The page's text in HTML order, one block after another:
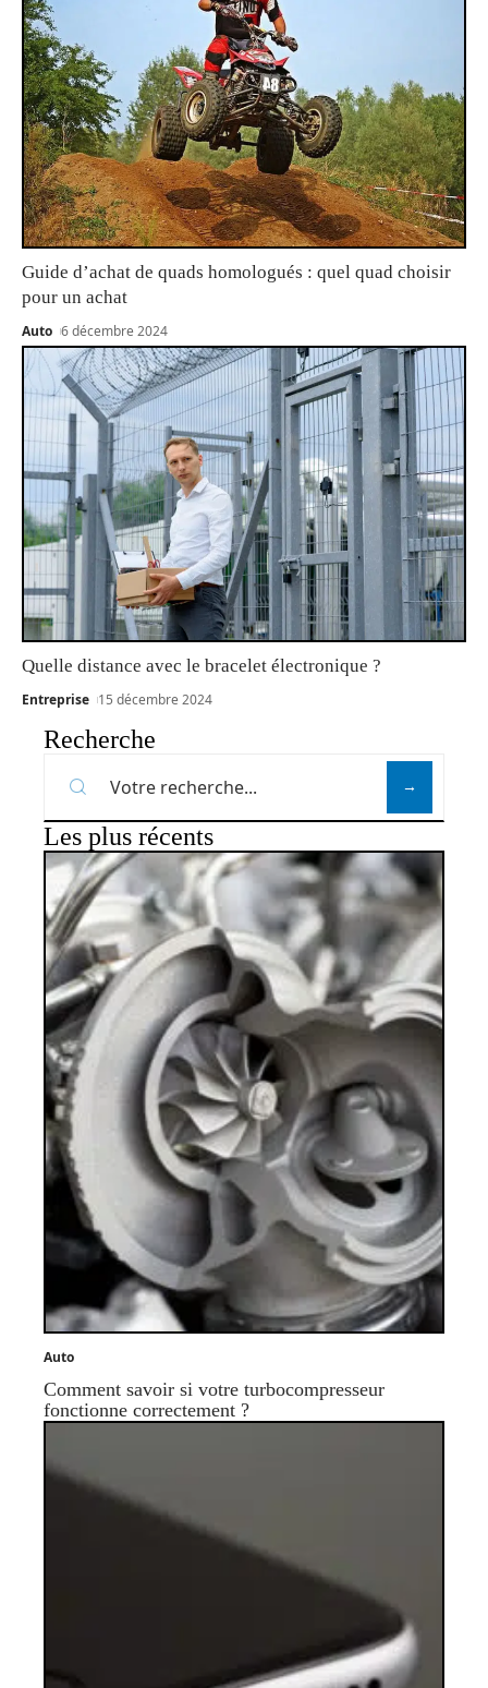
Guide d’achat de quads homologués : quel quad choisir
pour un achat
Auto 6 décembre 2024
Quelle distance avec le bracelet électronique ?
Entreprise 15 décembre 2024
Recherche
Les plus récents
Auto
Comment savoir si votre turbocompresseur
fonctionne correctement ?